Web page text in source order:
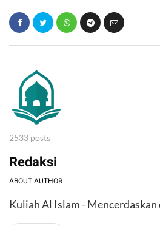
2533 posts
Redaksi
ABOUT AUTHOR
Kuliah Al Islam -